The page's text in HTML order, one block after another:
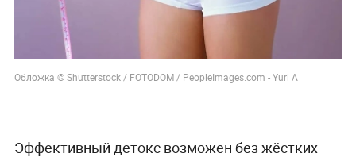
Обложка © Shutterstock / FOTODOM / PeopleImages.com - Yuri A
Эффективный детокс возможен без жёстких